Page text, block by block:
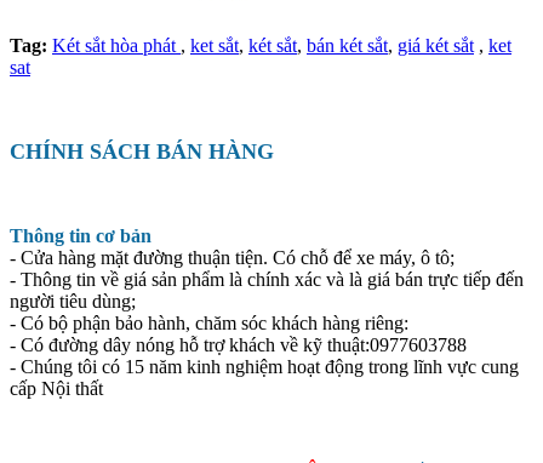
Tag: Két sắt hòa phát , ket sắt, két sắt, bán két sắt, giá két sắt , ket
sat
CHÍNH SÁCH BÁN HÀNG
Thông tin cơ bản
- Cửa hàng mặt đường thuận tiện. Có chỗ để xe máy, ô tô;
- Thông tin về giá sản phẩm là chính xác và là giá bán trực tiếp đến
người tiêu dùng;
- Có bộ phận bảo hành, chăm sóc khách hàng riêng:
- Có đường dây nóng hỗ trợ khách về kỹ thuật:0977603788
- Chúng tôi có 15 năm kinh nghiệm hoạt động trong lĩnh vực cung
cấp Nội thất